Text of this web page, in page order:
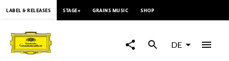
Packende
neue
LABEL & RELEASES STAGE+ GRAINS MUSIC SHOP
DE